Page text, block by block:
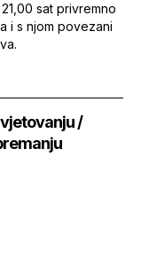
sat privremno
i s njom povezani
/